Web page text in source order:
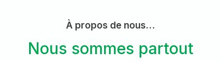
À propos de nous…
Nous sommes partout